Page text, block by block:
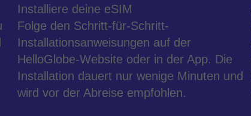
Installiere deine eSIM
Folge den Schritt-für-Schritt-
Installationsanweisungen auf der
HelloGlobe-Website oder in der App. Die
Installation dauert nur wenige Minuten und
wird vor der Abreise empfohlen.